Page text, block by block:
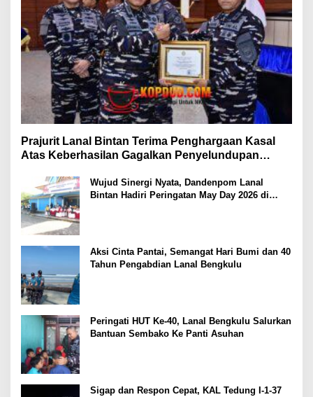
Prajurit Lanal Bintan Terima Penghargaan Kasal
Atas Keberhasilan Gagalkan Penyelundupan
Wujud Sinergi Nyata, Dandenpom Lanal
Bintan Hadiri Peringatan May Day 2026 di
Aksi Cinta Pantai, Semangat Hari Bumi dan 40
Tahun Pengabdian Lanal Bengkulu
Peringati HUT Ke-40, Lanal Bengkulu Salurkan
Bantuan Sembako Ke Panti Asuhan
Sigap dan Respon Cepat, KAL Tedung I-1-37